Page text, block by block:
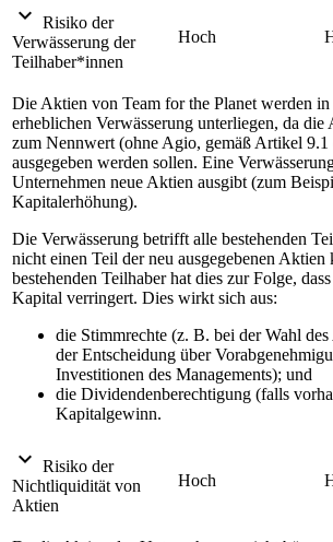
expand_more Risiko der
Verwässerung der
Teilhaber*innen
Hoch
Die Aktien von Team for the Planet werden
erheblichen Verwässerung unterliegen, da die
zum Nennwert (ohne Agio, gemäß Artikel 9.1
ausgegeben werden sollen. Eine
Unternehmen neue Aktien ausgibt (zum
Kapitalerhöhung).
Die Verwässerung betrifft alle bestehenden
nicht einen Teil der neu ausgegebenen Aktien
bestehenden Teilhaber hat dies zur Folge,
Kapital verringert. Dies wirkt sich aus:
die Stimmrechte (z. B. bei der Wahl
der Entscheidung über
Investitionen des Managements); und
die Dividendenberechtigung (falls
Kapitalgewinn.
expand_more Risiko der
Nichtliquidität von
Aktien
Hoch